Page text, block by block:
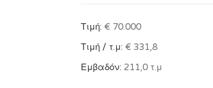
Τιμή: € 70.000
Τιμή / τ.μ: € 331,8
Εμβαδόν: 211,0 τ.μ